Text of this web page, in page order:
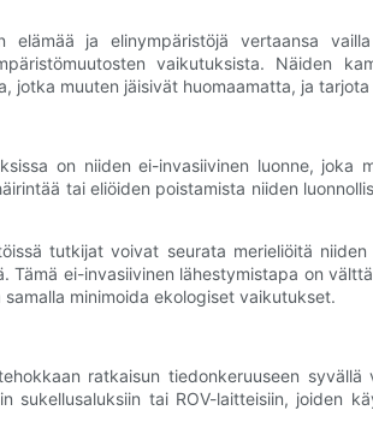
ja elinympäristöjä vertaansa
vaikutuksista. Näiden
jotka muuten jäisivät huomaamatta, ja
on niiden ei-invasiivinen luonne, joka
tai eliöiden poistamista niiden
tutkijat voivat seurata merieliöitä
ei-invasiivinen lähestymistapa on
minimoida ekologiset vaikutukset.
ratkaisun tiedonkeruuseen
sukellusaluksiin tai ROV-laitteisiin,